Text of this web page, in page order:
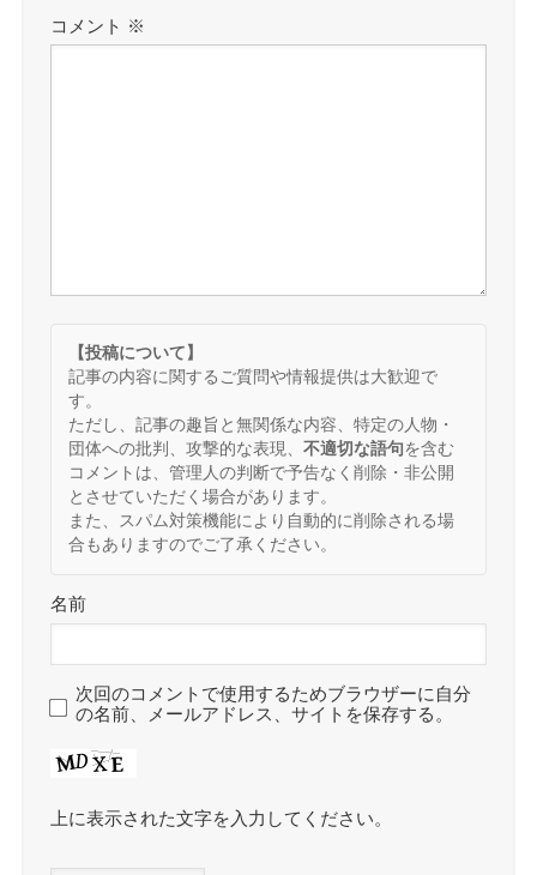
コメント ※
【投稿について】
記事の内容に関するご質問や情報提供は大歓迎で
す。
ただし、記事の趣旨と無関係な内容、特定の人物・
団体への批判、攻撃的な表現、 不適切な語句を含む
コメントは、管理人の判断で予告なく削除・非公開
とさせていただく場合があります。
また、スパム対策機能により自動的に削除される場
合もありますのでご了承ください。
名前
次回のコメントで使用するためブラウザーに自分
の名前、メールアドレス、サイトを保存する。
上に表示された文字を入力してください。